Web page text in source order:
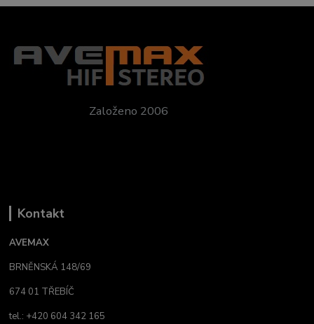
Založeno 2006
Kontakt
AVEMAX
BRNĚNSKÁ 148/69
674 01 TŘEBÍČ
tel.: +420 604 342 165